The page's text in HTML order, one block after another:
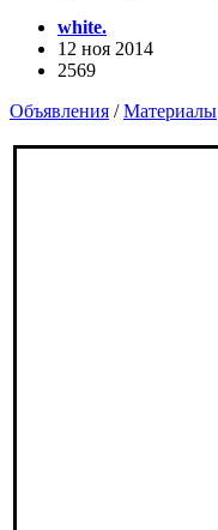
white.
12 ноя 2014
2569
Объявления /Материалы